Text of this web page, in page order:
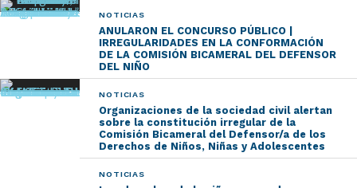
constitucional y la ley de protección integral de niñas, niños y
adolescentes reconocen expresamente el derecho de todas las
niñas y niños a contar con acceso al agua potable, a la
alimentación adecuada, a servicios adecuados para garantizar su
salud, su integridad física y su vida. En este sentido, la Corte
Interamericana de Derechos Humanos reconoció en febrero de
este año que el Estado vulnera los derechos de alimentación
adecuada y agua esta comunidad y lo obligó a formular un plan
NOTICIAS
ANULARON EL CONCURSO PÚBLICO |
IRREGULARIDADES EN LA CONFORMACIÓN
DE LA COMISIÓN BICAMERAL DEL DEFENSOR
DEL NIÑO
NOTICIAS
Organizaciones de la sociedad civil alertan
sobre la constitución irregular de la
Comisión Bicameral del Defensor/a de los
Derechos de Niños, Niñas y Adolescentes
NOTICIAS